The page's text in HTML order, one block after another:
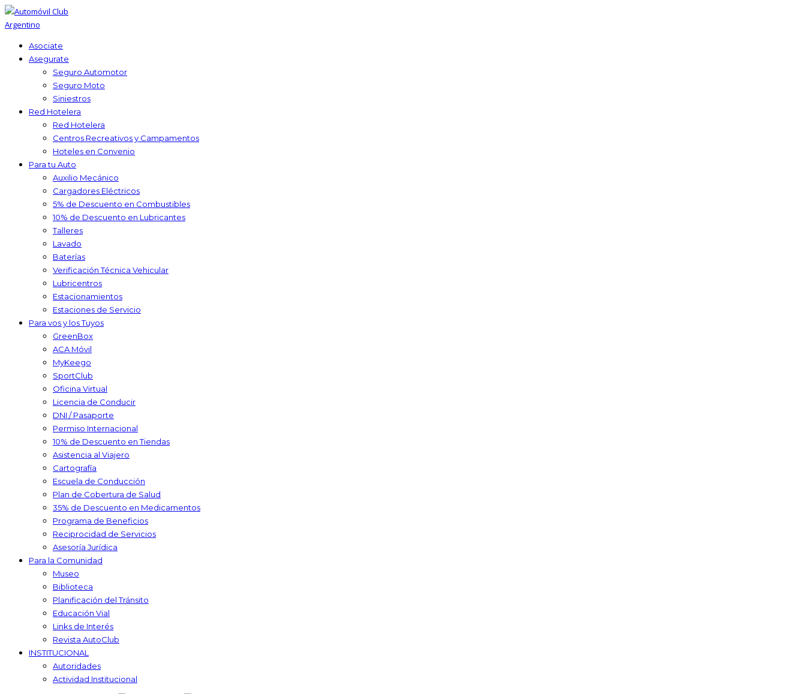
Asociate
Asegurate
Seguro Automotor
Seguro Moto
Siniestros
Red Hotelera
Red Hotelera
Centros Recreativos y Campamentos
Hoteles en Convenio
Para tu Auto
Auxilio Mecánico
Cargadores Eléctricos
5% de Descuento en Combustibles
10% de Descuento en Lubricantes
Talleres
Lavado
Baterías
Verificación Técnica Vehicular
Lubricentros
Estacionamientos
Estaciones de Servicio
Para vos y los Tuyos
GreenBox
ACA Móvil
MyKeego
SportClub
Oficina Virtual
Licencia de Conducir
DNI / Pasaporte
Permiso Internacional
10% de Descuento en Tiendas
Asistencia al Viajero
Cartografía
Escuela de Conducción
Plan de Cobertura de Salud
35% de Descuento en Medicamentos
Programa de Beneficios
Reciprocidad de Servicios
Asesoría Jurídica
Para la Comunidad
Museo
Biblioteca
Planificación del Tránsito
Educación Vial
Links de Interés
Revista AutoClub
INSTITUCIONAL
Autoridades
Actividad Institucional